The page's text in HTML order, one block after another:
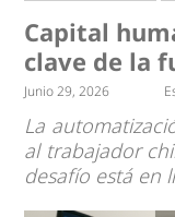
Capital
clave de la
Junio 29, 2026
La
al trabajador
desafío está en